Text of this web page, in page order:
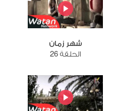
شهر زمان
الحلقة 26